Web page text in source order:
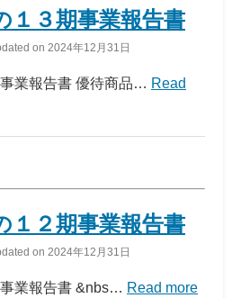
１３期事業報告書
on 2024年12月31日
業報告書 優待商品… Read
１２期事業報告書
on 2024年12月31日
業報告書 &nbs… Read more